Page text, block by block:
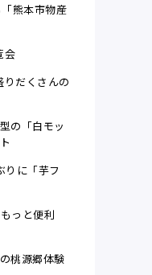
熊本市物産
会
りだくさんの
の「白モッ
りに「芋フ
っと便利
桃源郷体験